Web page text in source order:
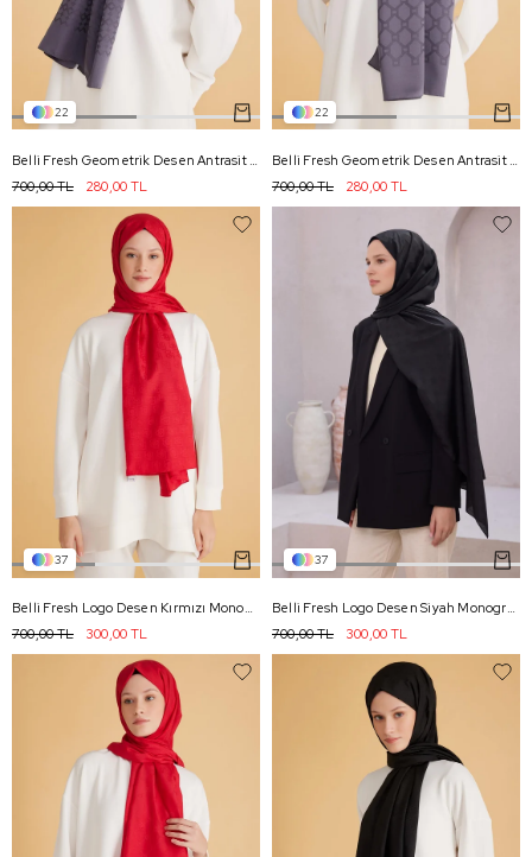
22
280,00 TL
700,00 TL
22
280,00 TL
700,00 TL
37
Belli Fresh Logo Desen Kırmızı Monogram Şal 1 - 98
300,00 TL
700,00 TL
37
Belli Fresh Logo Desen Siyah Monogram Şal 3 - 99
300,00 TL
700,00 TL